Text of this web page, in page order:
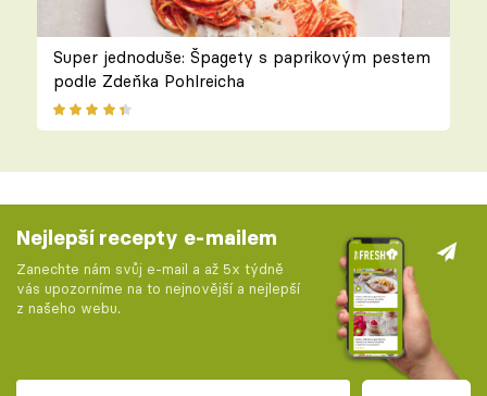
Super jednoduše: Špagety s paprikovým pestem
podle Zdeňka Pohlreicha
Nejlepší recepty e-mailem
Zanechte nám svůj e-mail a až 5x týdně
vás upozorníme na to nejnovější a nejlepší
z našeho webu.